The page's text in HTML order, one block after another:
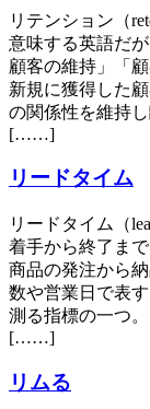
リテンション（
意味する英語だ
顧客の維持」「
新規に獲得した
の関係性を維持
[……]
リードタイム
リードタイム（
着手から終了ま
商品の発注から
数や営業日で表
測る指標の一つ
[……]
リムる